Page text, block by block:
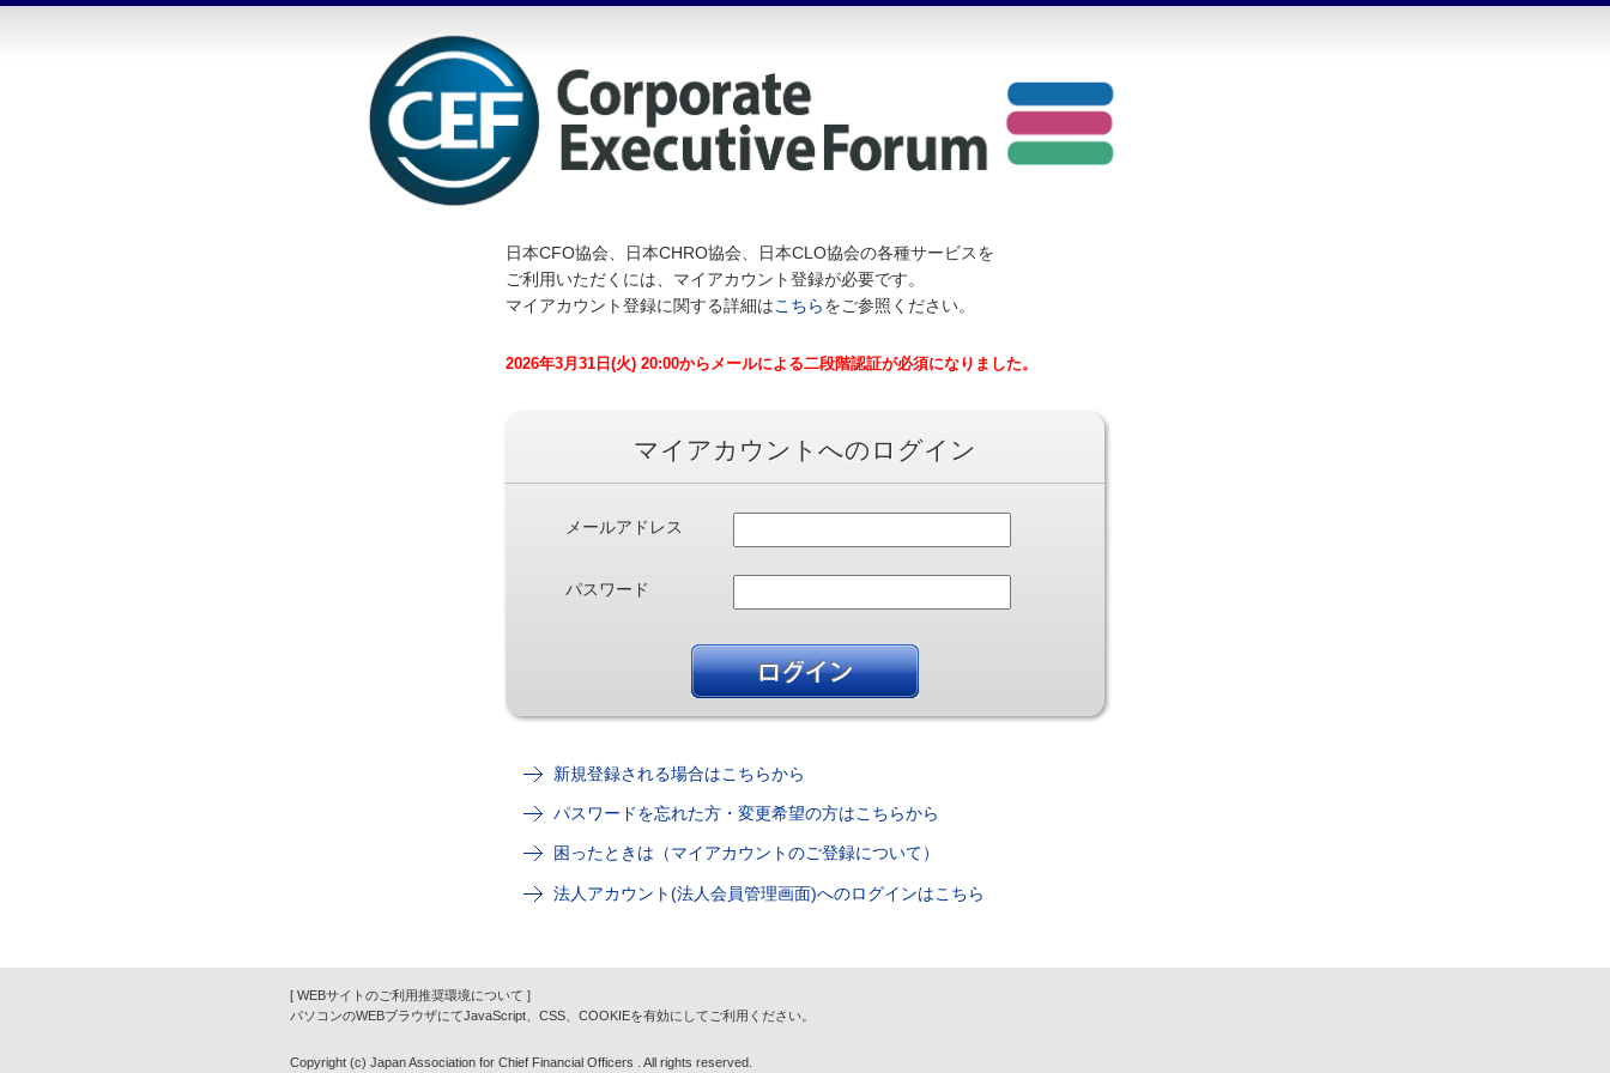
日本CFO協会、日本CHRO協会、日本CLO協会の各種サービスを
ご利用いただくには、マイアカウント登録が必要です。
マイアカウント登録に関する詳細はこちらをご参照ください。
2026年3月31日(火) 20:00からメールによる二段階認証が必須になりました。
マイアカウントへのログイン
メールアドレス
パスワード
新規登録される場合はこちらから
パスワードを忘れた方・変更希望の方はこちらから
困ったときは（マイアカウントのご登録について）
法人アカウント(法人会員管理画面)へのログインはこちら
[ WEBサイトのご利用推奨環境について ]
パソコンのWEBブラウザにてJavaScript、CSS、COOKIEを有効にしてご利用ください。
Copyright (c) Japan Association for Chief Financial Officers . All rights reserved.